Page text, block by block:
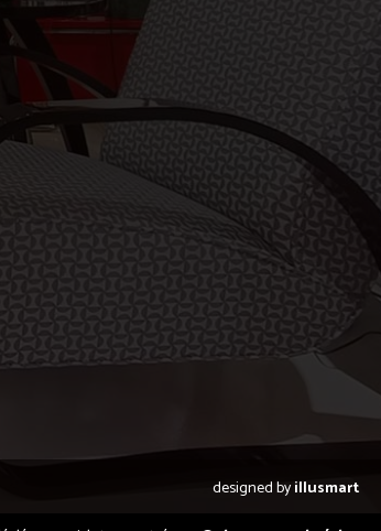
designed byillusmart